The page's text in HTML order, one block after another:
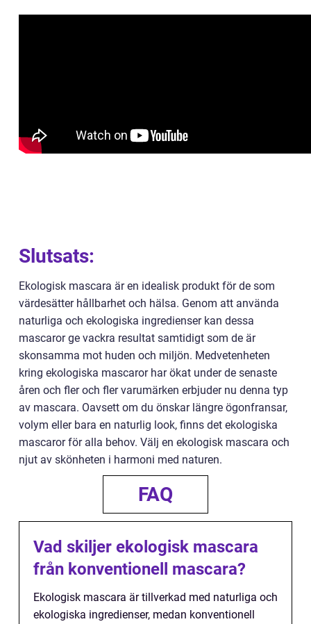
Slutsats:
Ekologisk mascara är en idealisk produkt för de som
värdesätter hållbarhet och hälsa. Genom att använda
naturliga och ekologiska ingredienser kan dessa
mascaror ge vackra resultat samtidigt som de är
skonsamma mot huden och miljön. Medvetenheten
kring ekologiska mascaror har ökat under de senaste
åren och fler och fler varumärken erbjuder nu denna typ
av mascara. Oavsett om du önskar längre ögonfransar,
volym eller bara en naturlig look, finns det ekologiska
mascaror för alla behov. Välj en ekologisk mascara och
njut av skönheten i harmoni med naturen.
FAQ
Vad skiljer ekologisk mascara
från konventionell mascara?
Ekologisk mascara är tillverkad med naturliga och
ekologiska ingredienser, medan konventionell